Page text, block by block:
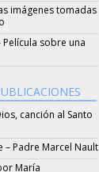
imágenes tomadas
Película sobre una
canción al Santo
– Padre Marcel Nault
María